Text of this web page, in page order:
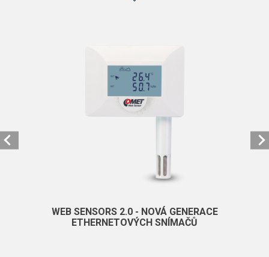
WEB SENSORS 2.0 - NOVÁ GENERACE
ETHERNETOVÝCH SNÍMAČŮ